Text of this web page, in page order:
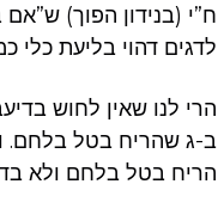
ח”י (בנידון הפוך)
לדגים דהוי בליעת כלי
הרי לנו שאין לחוש
ב-ג שהריח בטל בלחם.
הריח בטל בלחם ולא